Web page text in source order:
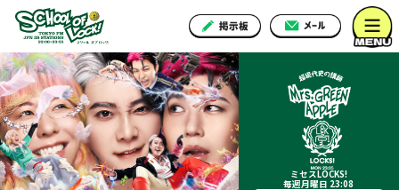
ミセスLOCKS!
毎週月曜日 23:08